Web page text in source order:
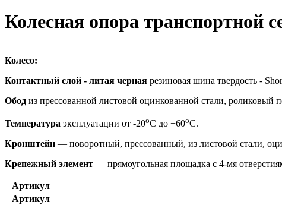
Колесная опора транспортной
Колесо:
Контактный слой - литая черная резиновая шина твердость -
Обод из прессованной листовой оцинкованной стали, роликовый
Температура эксплуатации от -20oС до +60oС.
Кронштейн — поворотный, прессованный, из листовой стали,
Крепежный элемент — прямоугольная площадка с 4-мя
Артикул
Артикул